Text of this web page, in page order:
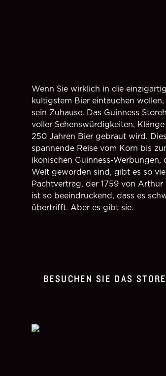
Wenn Sie wirklich in die
kultigstem Bier eintauchen
sein Zuhause. Das Guinness
voller Sehenswürdigkeiten,
250 Jahren Bier gebraut wird.
spannende Reise vom Korn bis
ikonischen Guinness-
Welt geworden sind, gibt es so
Pachtvertrag, der 1759 von
ist so beeindruckend, dass es
übertrifft. Aber es gibt sie.
BESUCHEN SIE DAS